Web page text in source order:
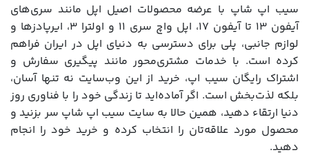
سیب اپ شاپ با عرضه محصولات اصیل اپل مانند سری‌های
آیفون 13 تا آیفون 17، اپل واچ سری 11 و اولترا 3، ایرپادزها و
لوازم جانبی، پلی برای دسترسی به دنیای اپل در ایران فراهم
کرده است. با خدمات مشتری‌محور مانند پیگیری سفارش و
اشتراک رایگان سیب اپ، خرید از این وب‌سایت نه تنها آسان،
بلکه لذت‌بخش است. اگر آماده‌اید تا زندگی خود را با فناوری روز
دنیا ارتقاء دهید، همین حالا به سایت سیب اپ شاپ سر بزنید و
محصول مورد علاقه‌تان را انتخاب کرده و خرید خود را انجام
دهید.